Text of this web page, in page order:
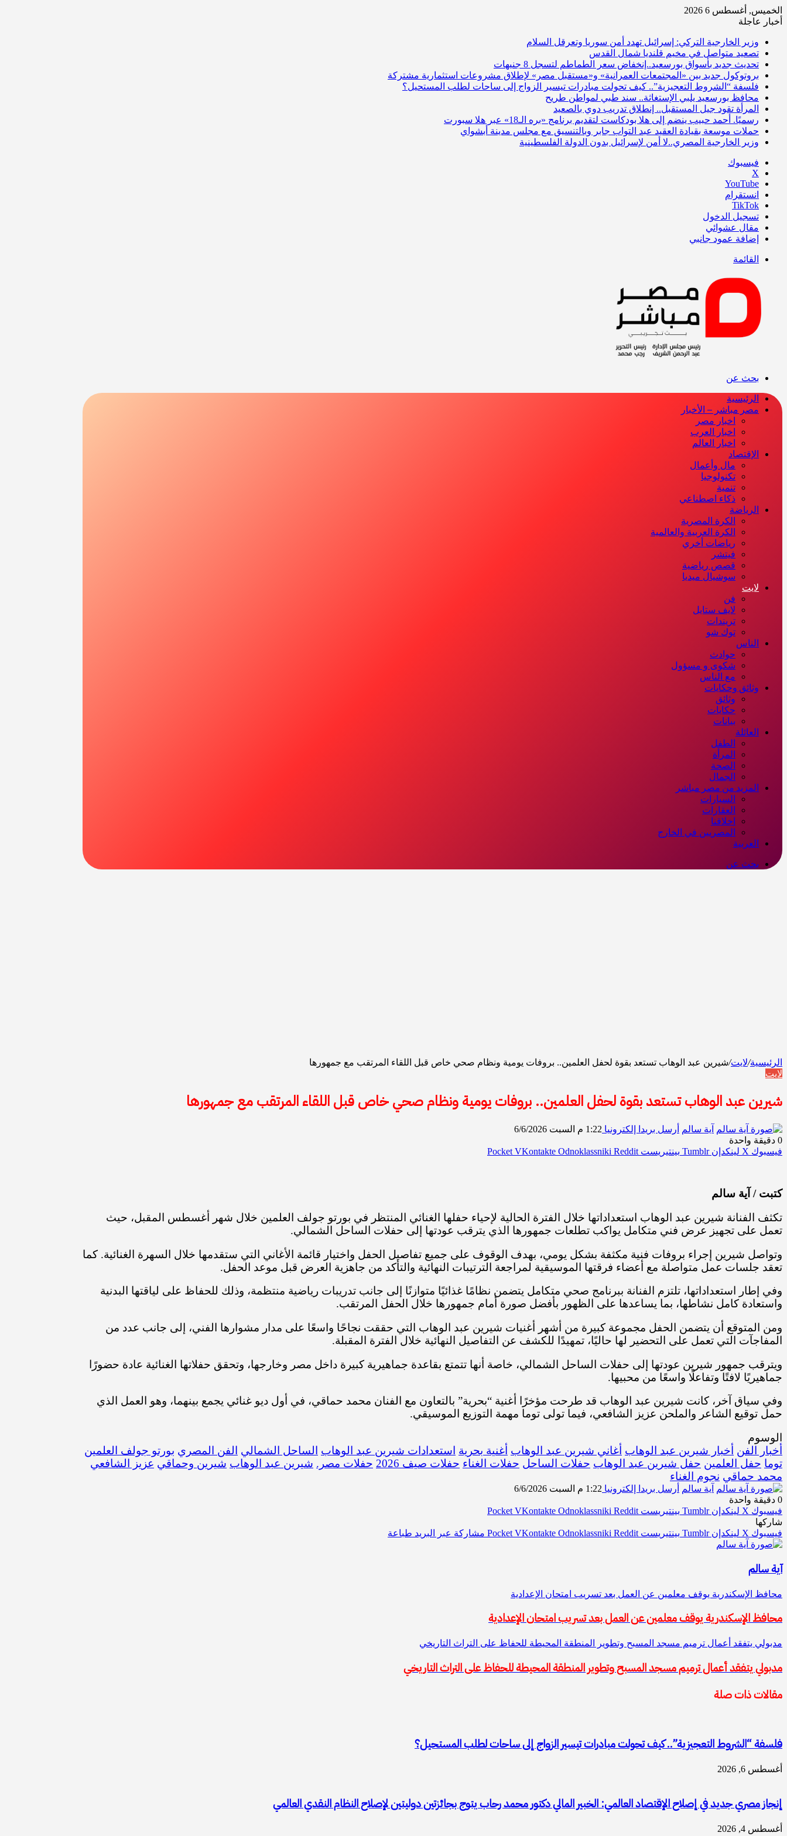
الخميس, أغسطس 6 2026
أخبار عاجلة
وزير الخارجية التركي: إسرائيل تهدد أمن سوريا وتعرقل السلام
تصعيد متواصل في مخيم قلنديا شمال القدس
تحديث جديد بأسواق بورسعيد..إنخفاض سعر الطماطم لتسجل 8 جنيهات
بروتوكول جديد بين «المجتمعات العمرانية» و«مستقبل مصر» لإطلاق مشروعات استثمارية مشتركة
فلسفة “الشروط التعجيزية”.. كيف تحولت مبادرات تيسير الزواج إلى ساحات لطلب المستحيل؟
محافظ بورسعيد يلبي الإستغاثة.. سند طبي لمواطن طريح
المرأة تقود جيل المستقبل.. إنطلاق تدريب دوي بالصعيد
رسميًا. أحمد حبيب ينضم إلى هلا بودكاست لتقديم برنامج «بره الـ18» عبر هلا سبورت
حملات موسعة بقيادة العقيد عبد التواب جابر وبالتنسيق مع مجلس مدينة أبشواي
وزير الخارجية المصري..لا أمن لإسرائيل بدون الدولة الفلسطينية
فيسبوك
‫X
‫YouTube
انستقرام
‫TikTok
تسجيل الدخول
مقال عشوائي
إضافة عمود جانبي
القائمة
بحث عن
الرئيسية
مصر مباشر – الأخبار
اخبار مصر
اخبار العرب
اخبار العالم
الإقتصاد
مال وأعمال
تكنولوجيا
تنمية
ذكاء اصطناعي
الرياضة
الكرة المصرية
الكرة العربية والعالمية
رياضات أخري
فيتشر
قصص رياضية
سوشيال ميديا
لايت
فن
لايف ستايل
تريندات
توك شو
الناس
حوادث
شكوى و مسؤول
مع الناس
وثائق وحكايات
وثائق
حكايات
بيانات
العائلة
الطفل
المرأة
الصحة
الجمال
المزيد من مصر مباشر
السيارات
العقارات
اخلاقنا
المصريين في الخارج
العربية
بحث عن
الرئيسية/لايت/شيرين عبد الوهاب تستعد بقوة لحفل العلمين.. بروفات يومية ونظام صحي خاص قبل اللقاء المرتقب مع جمهورها
لايت
شيرين عبد الوهاب تستعد بقوة لحفل العلمين.. بروفات يومية ونظام صحي خاص قبل اللقاء المرتقب مع جمهورها
آية سالم أرسل بريدا إلكترونيا 1:22 م السبت 6/6/2026
0 دقيقة واحدة
فيسبوك ‫X لينكدإن بينتيريست Odnoklassniki
‫Pocket
كتبت / آية سالم
تكثف الفنانة شيرين عبد الوهاب استعداداتها خلال الفترة الحالية لإحياء حفلها الغنائي المنتظر في بورتو جولف العلمين خلال شهر أغسطس المقبل، حيث
تعمل على تجهيز عرض فني متكامل يواكب تطلعات جمهورها الذي يترقب عودتها إلى حفلات الساحل الشمالي.
وتواصل شيرين إجراء بروفات فنية مكثفة بشكل يومي، بهدف الوقوف على جميع تفاصيل الحفل واختيار قائمة الأغاني التي ستقدمها خلال السهرة الغنائية. كما
تعقد جلسات عمل متواصلة مع أعضاء فرقتها الموسيقية لمراجعة الترتيبات النهائية والتأكد من جاهزية العرض قبل موعد الحفل.
وفي إطار استعداداتها، تلتزم الفنانة ببرنامج صحي متكامل يتضمن نظامًا غذائيًا متوازنًا إلى جانب تدريبات رياضية منتظمة، وذلك للحفاظ على لياقتها البدنية
واستعادة كامل نشاطها، بما يساعدها على الظهور بأفضل صورة أمام جمهورها خلال الحفل المرتقب.
ومن المتوقع أن يتضمن الحفل مجموعة كبيرة من أشهر أغنيات شيرين عبد الوهاب التي حققت نجاحًا واسعًا على مدار مشوارها الفني، إلى جانب عدد من
المفاجآت التي تعمل على التحضير لها حاليًا، تمهيدًا للكشف عن التفاصيل النهائية خلال الفترة المقبلة.
ويترقب جمهور شيرين عودتها إلى حفلات الساحل الشمالي، خاصة أنها تتمتع بقاعدة جماهيرية كبيرة داخل مصر وخارجها، وتحقق حفلاتها الغنائية عادة حضورًا
جماهيريًا لافتًا وتفاعلًا واسعًا من محبيها.
وفي سياق آخر، كانت شيرين عبد الوهاب قد طرحت مؤخرًا أغنية “بحرية” بالتعاون مع الفنان محمد حماقي، في أول ديو غنائي يجمع بينهما، وهو العمل الذي
حمل توقيع الشاعر والملحن عزيز الشافعي، فيما تولى توما مهمة التوزيع الموسيقي.
الوسوم
أخبار الفن أخبار شيرين عبد الوهاب أغاني شيرين عبد الوهاب أغنية بحرية استعدادات شيرين عبد الوهاب الساحل الشمالي الفن المصري بورتو جولف العلمين
توما حفل العلمين حفل شيرين عبد الوهاب حفلات الساحل حفلات الغناء حفلات صيف 2026 حفلات مصر. شيرين عبد الوهاب شيرين وحماقي عزيز الشافعي
محمد حماقي نجوم الغناء
آية سالم أرسل بريدا إلكترونيا 1:22 م السبت 6/6/2026
0 دقيقة واحدة
فيسبوك ‫X لينكدإن بينتيريست Odnoklassniki
‫Pocket
شاركها
فيسبوك ‫X لينكدإن بينتيريست Odnoklassniki
‫Pocket مشاركة عبر البريد طباعة
آية سالم
محافظ الإسكندرية يوقف معلمين عن العمل بعد تسريب امتحان الإعدادية
محافظ الإسكندرية يوقف معلمين عن العمل بعد تسريب امتحان الإعدادية
مدبولي يتفقد أعمال ترميم مسجد المسبح وتطوير المنطقة المحيطة للحفاظ على التراث التاريخي
مدبولي يتفقد أعمال ترميم مسجد المسبح وتطوير المنطقة المحيطة للحفاظ على التراث التاريخي
مقالات ذات صلة
فلسفة “الشروط التعجيزية”.. كيف تحولت مبادرات تيسير الزواج إلى ساحات لطلب المستحيل؟
أغسطس 6, 2026
إنجاز مصري جديد في إصلاح الإقتصاد العالمي: الخبير المالي دكتور محمد رحاب يتوج بجائزتين دوليتين لإصلاح النظام النقدي العالمي
أغسطس 4, 2026